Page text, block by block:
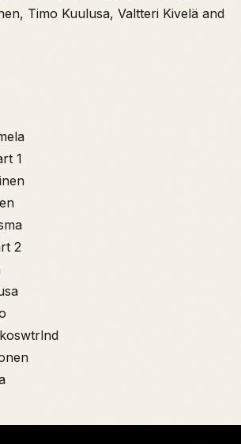
Timo Kuulusa, Valtteri Kivelä and
1
2